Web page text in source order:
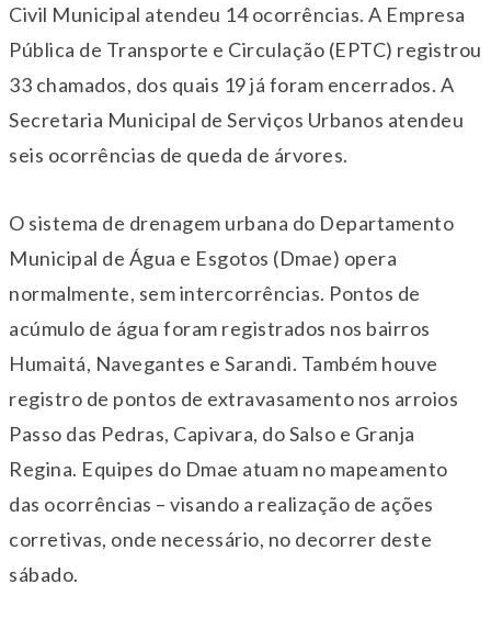
Civil Municipal atendeu 14 ocorrências. A Empresa
Pública de Transporte e Circulação (EPTC) registrou
33 chamados, dos quais 19 já foram encerrados. A
Secretaria Municipal de Serviços Urbanos atendeu
seis ocorrências de queda de árvores.
O sistema de drenagem urbana do Departamento
Municipal de Água e Esgotos (Dmae) opera
normalmente, sem intercorrências. Pontos de
acúmulo de água foram registrados nos bairros
Humaitá, Navegantes e Sarandi. Também houve
registro de pontos de extravasamento nos arroios
Passo das Pedras, Capivara, do Salso e Granja
Regina. Equipes do Dmae atuam no mapeamento
das ocorrências – visando a realização de ações
corretivas, onde necessário, no decorrer deste
sábado.